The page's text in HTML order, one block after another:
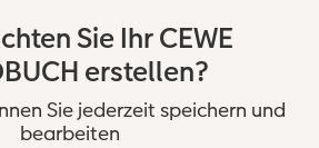
Sie Ihr CEWE
erstellen?
Sie jederzeit speichern und
bearbeiten